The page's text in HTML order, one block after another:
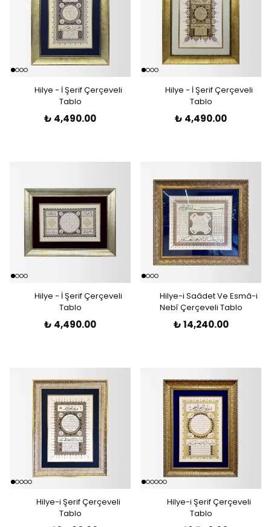
Hilye - İ Şerif Çerçeveli
Tablo
₺ 4,490.00
Hilye - İ Şerif Çerçeveli
Tablo
₺ 4,490.00
Hilye - İ Şerif Çerçeveli
Tablo
₺ 4,490.00
Hilye-i Saâdet Ve Esmâ-i
Nebî Çerçeveli Tablo
₺ 14,240.00
Hilye-i Şerif Çerçeveli
Tablo
Hilye-i Şerif Çerçeveli
Tablo